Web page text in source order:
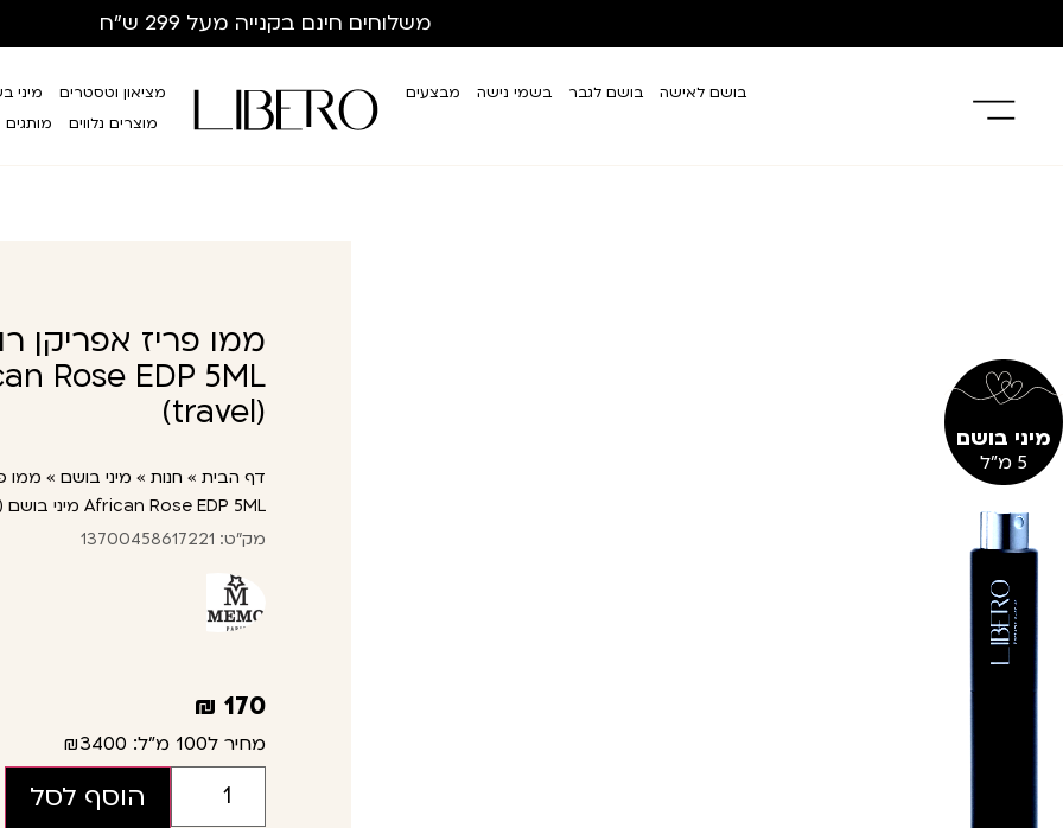
משלוחים חינם בקנייה מעל 299 ש”ח
בושם לאישה בושם לגבר בשמי נישה מבצעים מציאון וטסטרים
מיני
מוצרים נלווים
מותגים
מיני בושם
5 מ"ל
(travel)
דף הבית » חנות » מיני בושם »
African Rose EDP 5ML מיני בושם (travel)
מק"ט: 13700458617221
170
₪
מחיר ל100 מ"ל: ₪3400
הוסף לסל